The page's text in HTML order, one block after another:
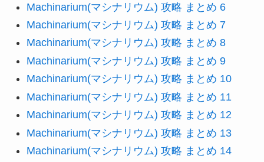
Machinarium(マシナリウム) 攻略 まとめ 6
Machinarium(マシナリウム) 攻略 まとめ 7
Machinarium(マシナリウム) 攻略 まとめ 8
Machinarium(マシナリウム) 攻略 まとめ 9
Machinarium(マシナリウム) 攻略 まとめ 10
Machinarium(マシナリウム) 攻略 まとめ 11
Machinarium(マシナリウム) 攻略 まとめ 12
Machinarium(マシナリウム) 攻略 まとめ 13
Machinarium(マシナリウム) 攻略 まとめ 14